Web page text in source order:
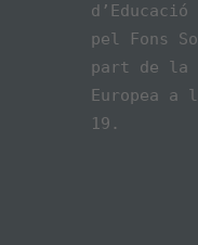
pel Fons
part de la
Europea a
19.